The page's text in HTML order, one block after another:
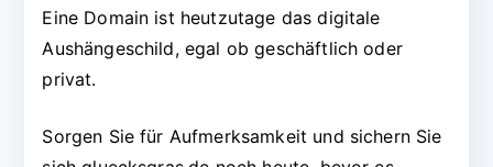
Eine Domain ist heutzutage das digitale
Aushängeschild, egal ob geschäftlich oder
privat.
Sorgen Sie für Aufmerksamkeit und sichern Sie